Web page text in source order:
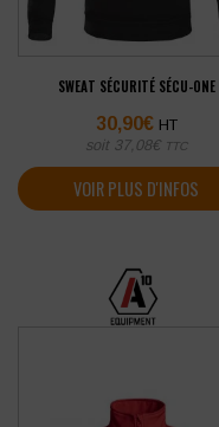
SWEAT SÉCURITÉ SÉCU-ONE
30,90€ HT
soit 37,08€ TTC
VOIR PLUS D'INFOS